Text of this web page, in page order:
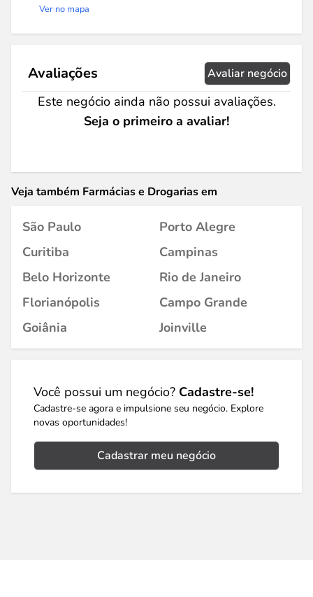
Ver no mapa
Avaliações Avaliar negócio
Este negócio ainda não possui avaliações.
Seja o primeiro a avaliar!
Veja também Farmácias e Drogarias em
São Paulo
Porto Alegre
Curitiba
Campinas
Belo Horizonte
Rio de Janeiro
Florianópolis
Campo Grande
Goiânia
Joinville
Você possui um negócio? Cadastre-se!
Cadastre-se agora e impulsione seu negócio. Explore
novas oportunidades!
Cadastrar meu negócio